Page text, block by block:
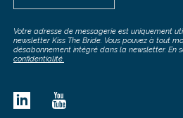
Votre adresse de messagerie est uniquement
newsletter Kiss The Bride. Vous pouvez à tout
désabonnement intégré dans la newsletter. En
confidentialité.